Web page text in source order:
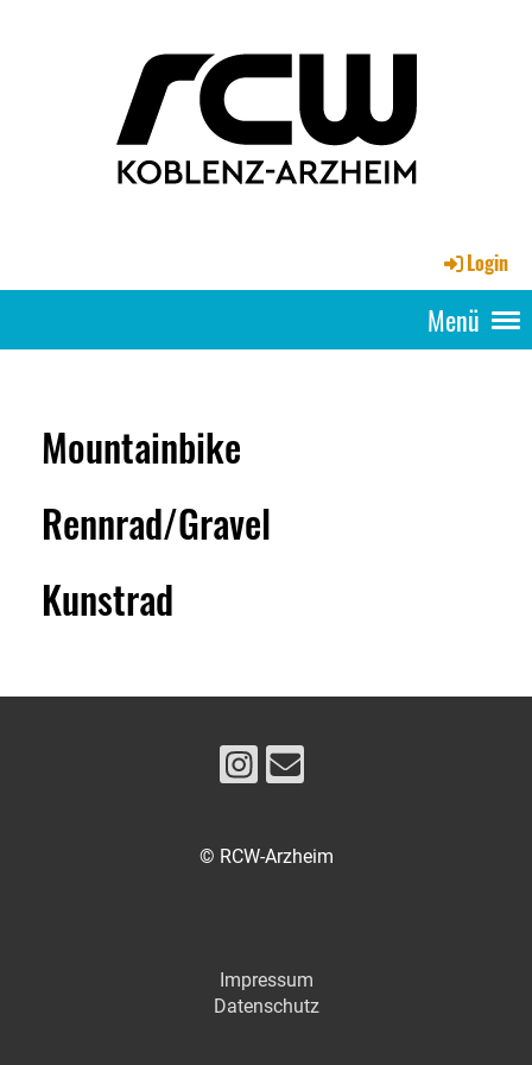
Login
Menü
Mountainbike
Rennrad/Gravel
Kunstrad
© RCW-Arzheim
Impressum
Datenschutz